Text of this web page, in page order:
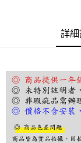
【「AFTEE先享後付
１．於結帳方式選擇
結帳頁面，進行簡訊
２．訂單成立數日內
３．收到繳費通知簡
ATM／網路銀行／等
每筆NT$180，滿
詳細